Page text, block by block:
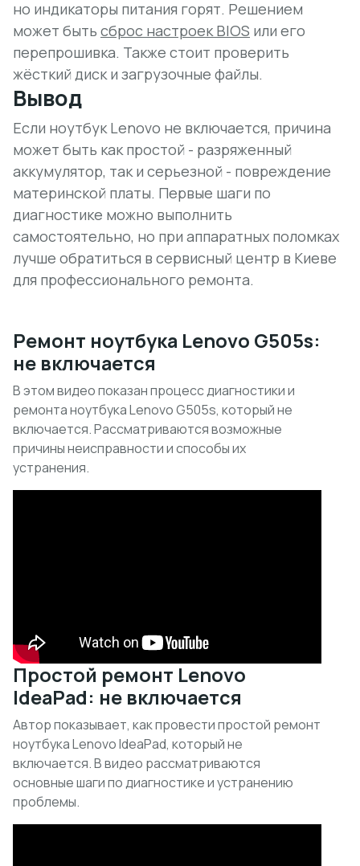
но индикаторы питания горят. Решением
может быть сброс настроек BIOS или его
перепрошивка. Также стоит проверить
жёсткий диск и загрузочные файлы.
Вывод
Если ноутбук Lenovo не включается, причина
может быть как простой - разряженный
аккумулятор, так и серьезной - повреждение
материнской платы. Первые шаги по
диагностике можно выполнить
самостоятельно, но при аппаратных поломках
лучше обратиться в сервисный центр в Киеве
для профессионального ремонта.
Ремонт ноутбука Lenovo G505s:
не включается
В этом видео показан процесс диагностики и
ремонта ноутбука Lenovo G505s, который не
включается. Рассматриваются возможные
причины неисправности и способы их
устранения.
Простой ремонт Lenovo
IdeaPad: не включается
Автор показывает, как провести простой ремонт
ноутбука Lenovo IdeaPad, который не
включается. В видео рассматриваются
основные шаги по диагностике и устранению
проблемы.